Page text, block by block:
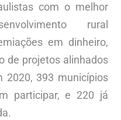
com o melhor
rural
em dinheiro,
de projetos alinhados
2020, 393 municípios
participar, e 220 já